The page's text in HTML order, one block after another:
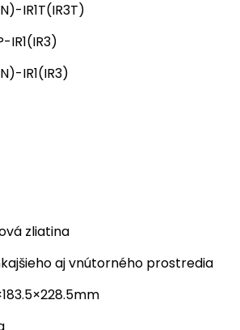
IR1T(IR3T)
IR1(IR3)
IR1(IR3)
zliatina
aj vnútorného prostredia